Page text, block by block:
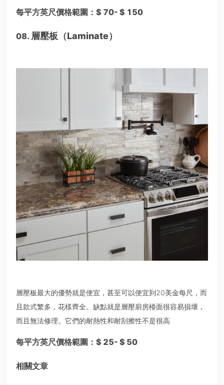
每平方英尺價格範圍：$ 70- $ 150
08. 層壓板（Laminate）
層壓板最大的優勢就是便宜，甚至可以便宜到20美金每尺，而
且款式繁多，花樣齊全。缺點就是層壓廚房檯面很容易損壞，
而且無法修理。它們的耐熱性和耐刮擦性不是很高
每平方英尺價格範圍：$ 25- $ 50
相關文章